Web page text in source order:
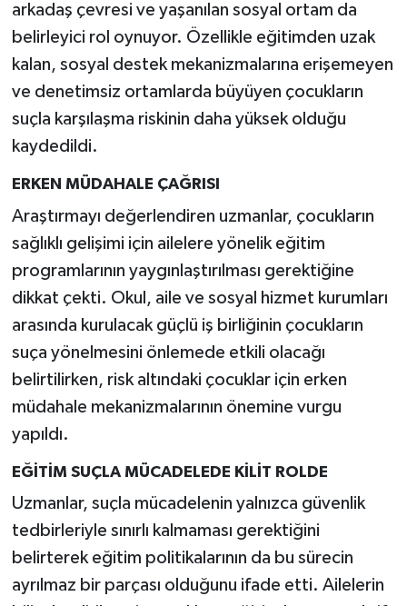
arkadaş çevresi ve yaşanılan sosyal ortam da
belirleyici rol oynuyor. Özellikle eğitimden uzak
kalan, sosyal destek mekanizmalarına erişemeyen
ve denetimsiz ortamlarda büyüyen çocukların
suçla karşılaşma riskinin daha yüksek olduğu
kaydedildi.
ERKEN MÜDAHALE ÇAĞRISI
Araştırmayı değerlendiren uzmanlar, çocukların
sağlıklı gelişimi için ailelere yönelik eğitim
programlarının yaygınlaştırılması gerektiğine
dikkat çekti. Okul, aile ve sosyal hizmet kurumları
arasında kurulacak güçlü iş birliğinin çocukların
suça yönelmesini önlemede etkili olacağı
belirtilirken, risk altındaki çocuklar için erken
müdahale mekanizmalarının önemine vurgu
yapıldı.
EĞİTİM SUÇLA MÜCADELEDE KİLİT ROLDE
Uzmanlar, suçla mücadelenin yalnızca güvenlik
tedbirleriyle sınırlı kalmaması gerektiğini
belirterek eğitim politikalarının da bu sürecin
ayrılmaz bir parçası olduğunu ifade etti. Ailelerin